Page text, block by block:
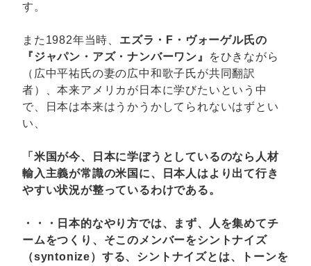
す。
また1982年当時、 エズラ・F・ヴォーゲル氏の
『ジャパン・アズ・ナンバーワン』
をひきながら
（広中平祐氏の妻の広中和歌子氏が共同翻訳
者）、本来アメリカが日本に学びたいという中
で、日本は本来はうかうかしてられないはずとい
い、
「米国が今、日本に学ぼうとしているのなら人材
輸入主義が常識の米国に、日本人はより出て行き
やすい状況が整っているわけである。
・・・日本的なやり方では、まず、人を集めてチ
ームをつくり、そこのメンバーをシントナイズ
（syntonize）する、シントナイズとは、トーンを